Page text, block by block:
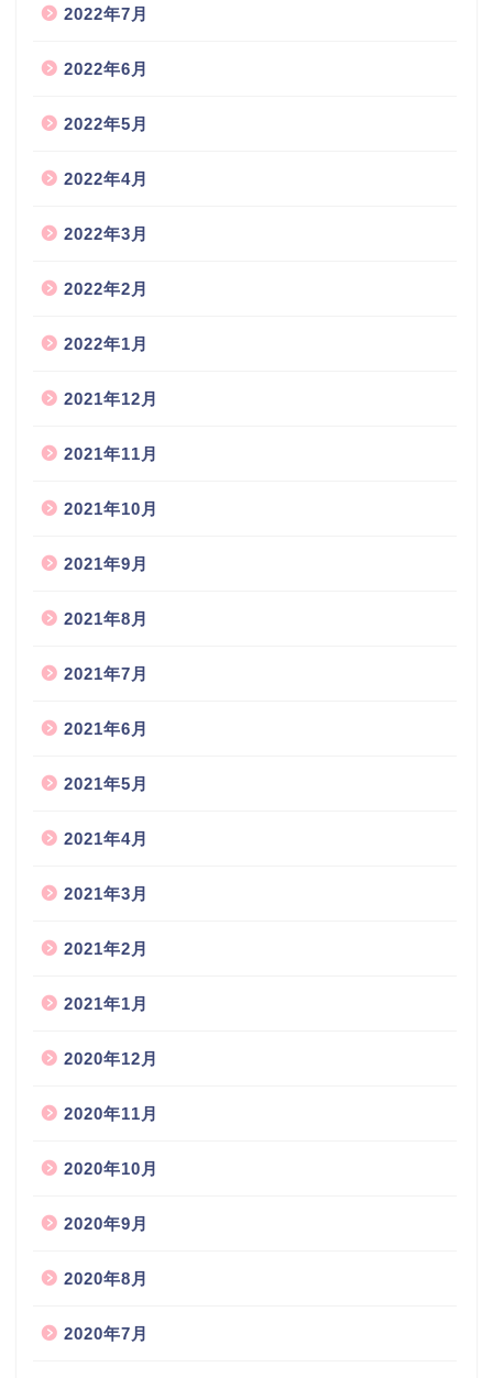
2022年7月
2022年6月
2022年5月
2022年4月
2022年3月
2022年2月
2022年1月
2021年12月
2021年11月
2021年10月
2021年9月
2021年8月
2021年7月
2021年6月
2021年5月
2021年4月
2021年3月
2021年2月
2021年1月
2020年12月
2020年11月
2020年10月
2020年9月
2020年8月
2020年7月